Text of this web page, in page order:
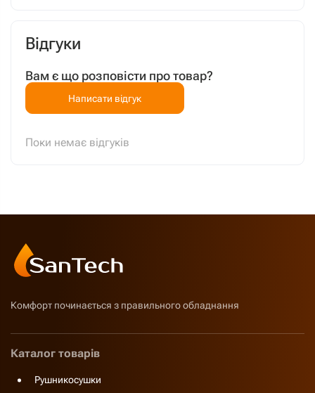
Відгуки
Вам є що розповісти про товар?
Написати відгук
Поки немає відгуків
Комфорт починається з правильного обладнання
Каталог товарів
Рушникосушки